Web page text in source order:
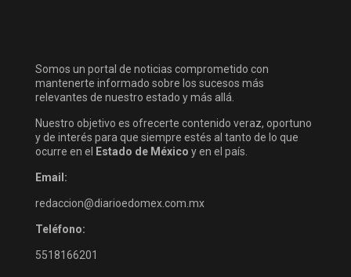
Somos un portal de noticias comprometido con
mantenerte informado sobre los sucesos más
relevantes de nuestro estado y más allá.
Nuestro objetivo es ofrecerte contenido veraz, oportuno
y de interés para que siempre estés al tanto de lo que
ocurre en el
Estado de México y en el país.
Email:
redaccion@diarioedomex.com.mx
Teléfono:
5518166201